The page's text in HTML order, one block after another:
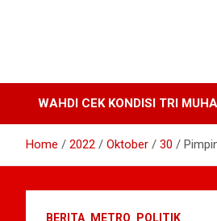
WAHDI CEK KONDISI TRI
Home 2022 Oktober 30
BERITA METRO POLITIK